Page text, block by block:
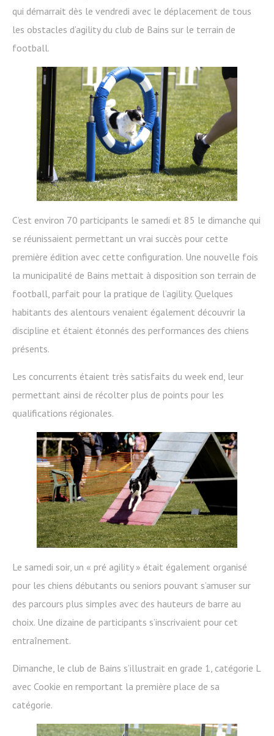
qui démarrait dès le vendredi avec le déplacement de tous
les obstacles d’agility du club de Bains sur le terrain de
football.
C’est environ 70 participants le samedi et 85 le dimanche qui
se réunissaient permettant un vrai succès pour cette
première édition avec cette configuration. Une nouvelle fois
la municipalité de Bains mettait à disposition son terrain de
football, parfait pour la pratique de l’agility. Quelques
habitants des alentours venaient également découvrir la
discipline et étaient étonnés des performances des chiens
présents.
Les concurrents étaient très satisfaits du week end, leur
permettant ainsi de récolter plus de points pour les
qualifications régionales.
Le samedi soir, un « pré agility » était également organisé
pour les chiens débutants ou seniors pouvant s’amuser sur
des parcours plus simples avec des hauteurs de barre au
choix. Une dizaine de participants s’inscrivaient pour cet
entraînement.
Dimanche, le club de Bains s’illustrait en grade 1, catégorie L
avec Cookie en remportant la première place de sa
catégorie.